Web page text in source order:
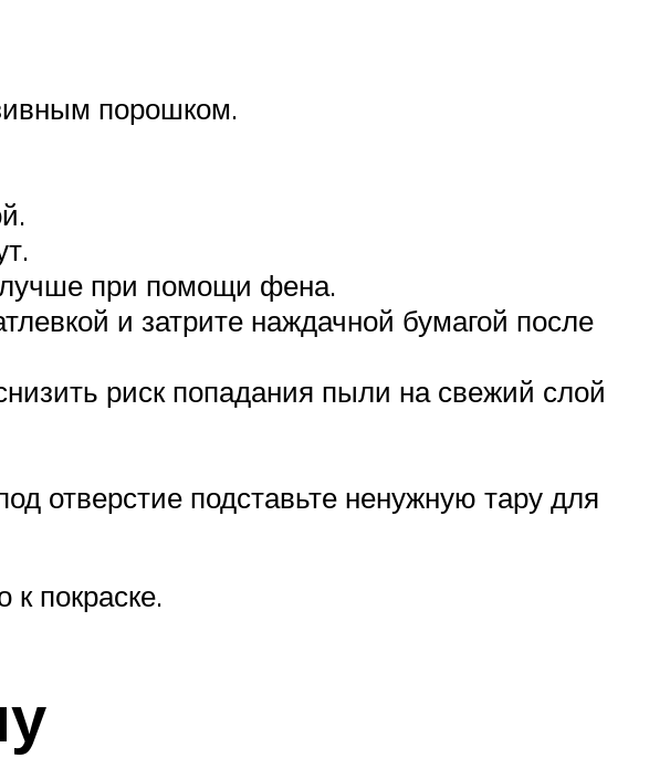
порошком.
лучше при помощи фена.
и затрите наждачной бумагой после
риск попадания пыли на свежий слой
отверстие подставьте ненужную тару для
покраске.